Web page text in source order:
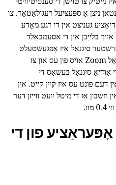
ניצן אַ ספּעציעל רעגולאַטאָר. צו
געניצט אין די רגע מאָדע
אויך בלייַבן אין די אַסעמבאַלד
סיגנאַל איז אָפּגעשטעלט
אויף די כאָלעל. ווייַטער די מיטל זאָל Zoom אויס פון עס און צו
אַודיאָ סיגנאַל בעשאַס די
דעם פונט עס איז קיין קייט. אין
חשבון אַז די מיטל וועט ווייַזן דער
אָפּעראַציע פון די